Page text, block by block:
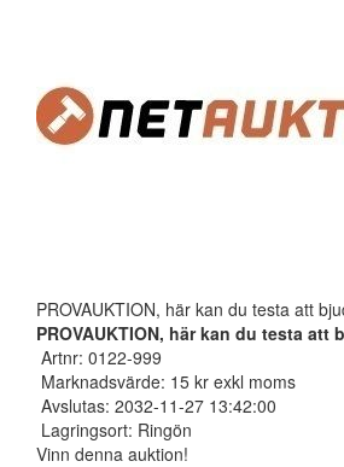
PROVAUKTION, här kan du testa att
PROVAUKTION, här kan du testa att
Artnr: 0122-999
Marknadsvärde: 15 kr exkl moms
Avslutas: 2032-11-27 13:42:00
Lagringsort: Ringön
Vinn denna auktion!